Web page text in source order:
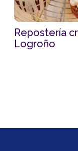
Repostería
Logroño